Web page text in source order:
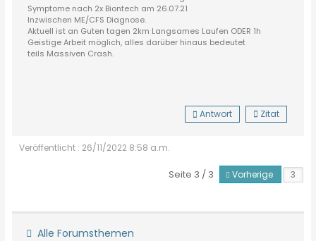
Symptome nach 2x Biontech am 26.07.21
Inzwischen ME/CFS Diagnose.
Aktuell ist an Guten tagen 2km Langsames Laufen ODER 1h
Geistige Arbeit möglich, alles darüber hinaus bedeutet
teils Massiven Crash.
Antwort Zitat
Veröffentlicht : 26/11/2022 8:58 a.m.
Seite 3 / 3 Vorherige
Alle Forumsthemen